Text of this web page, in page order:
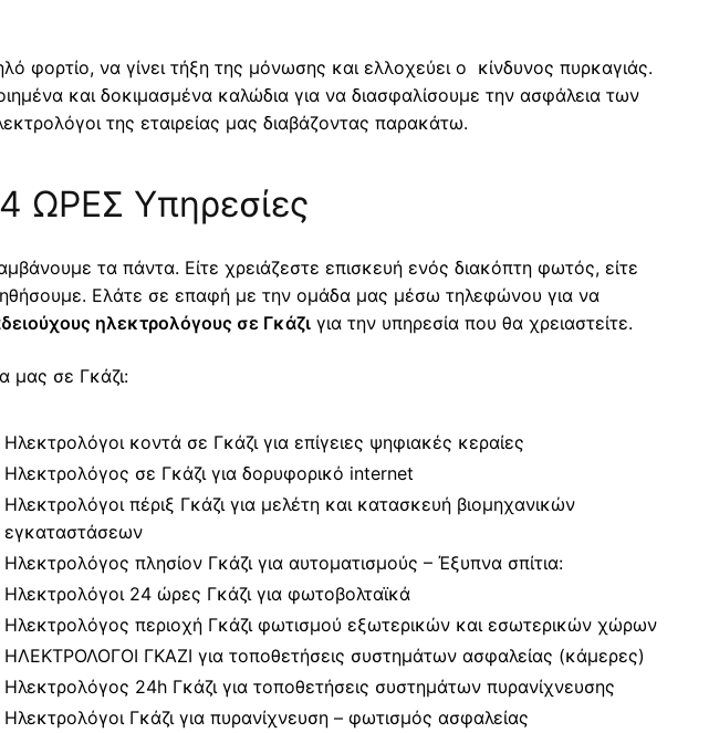
φορτίο, να γίνει τήξη της μόνωσης και ελλοχεύει ο κίνδυνος πυρκαγιάς.
και δοκιμασμένα καλώδια για να διασφαλίσουμε την ασφάλεια των
της εταιρείας μας διαβάζοντας παρακάτω.
ΩΡΕΣ Υπηρεσίες
τα πάντα. Είτε χρειάζεστε επισκευή ενός διακόπτη φωτός, είτε
Ελάτε σε επαφή με την ομάδα μας μέσω τηλεφώνου για να
ηλεκτρολόγους σε Γκάζιγια την υπηρεσία που θα χρειαστείτε.
μας σε Γκάζι:
Ηλεκτρολόγοι κοντά σε Γκάζι για επίγειες ψηφιακές κεραίες
Ηλεκτρολόγος σε Γκάζι για δορυφορικό internet
Ηλεκτρολόγοι πέριξ Γκάζι για μελέτη και κατασκευή βιομηχανικών
εγκαταστάσεων
Ηλεκτρολόγος πλησίον Γκάζι για αυτοματισμούς – Έξυπνα σπίτια:
Ηλεκτρολόγοι 24 ώρες Γκάζι για φωτοβολταϊκά
Ηλεκτρολόγος περιοχή Γκάζι φωτισμού εξωτερικών και εσωτερικών χώρων
ΗΛΕΚΤΡΟΛΟΓΟΙ ΓΚΑΖΙ για τοποθετήσεις συστημάτων ασφαλείας (κάμερες)
Ηλεκτρολόγος 24h Γκάζι για τοποθετήσεις συστημάτων πυρανίχνευσης
Ηλεκτρολόγοι Γκάζι για πυρανίχνευση – φωτισμός ασφαλείας